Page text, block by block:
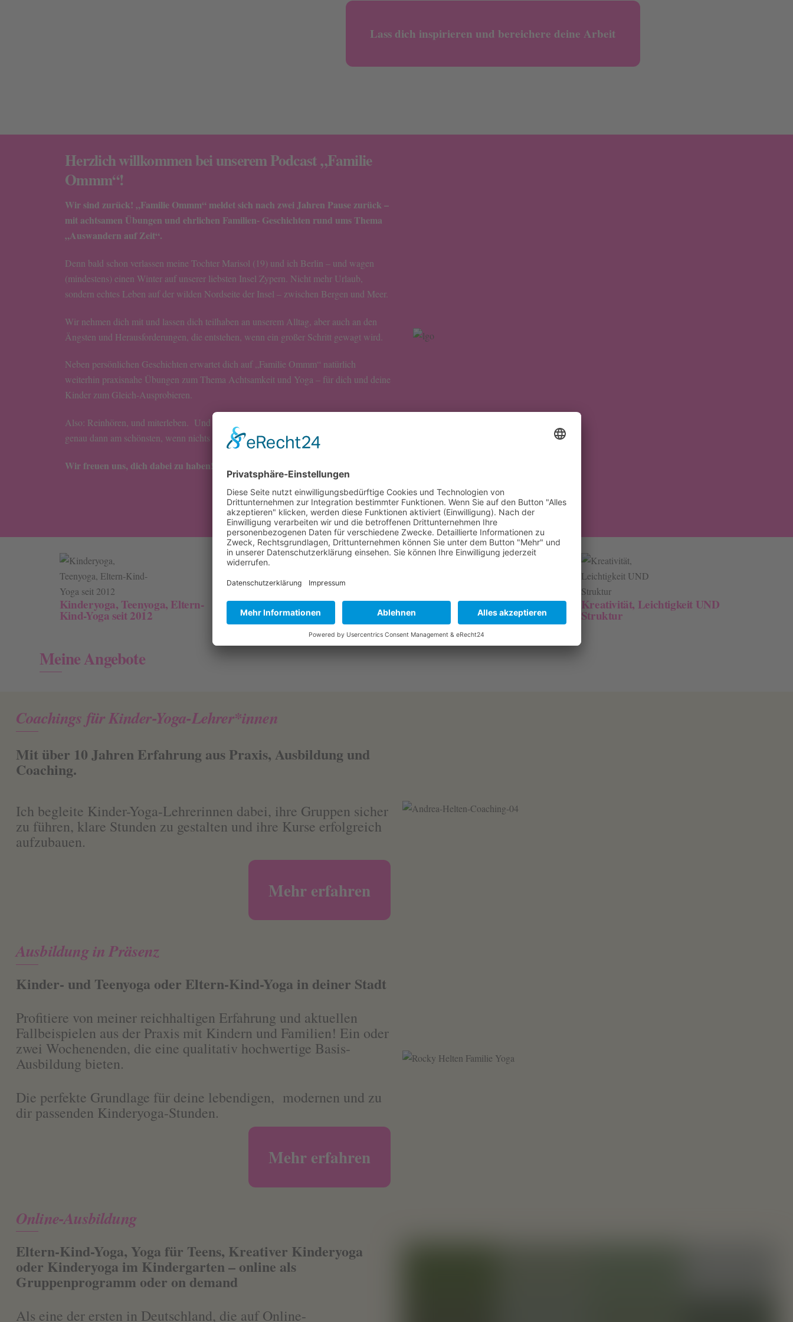
Lass dich inspirieren und bereichere deine Arbeit
Herzlich willkommen bei unserem Podcast „Familie
Ommm“!
Wir sind zurück! „Familie Ommm“ meldet sich nach zwei Jahren Pause zurück –
mit achtsamen Übungen und ehrlichen Familien- Geschichten rund ums Thema
„Auswandern auf Zeit“.
Denn bald schon verlassen meine Tochter Marisol (19) und ich Berlin – und wagen
(mindestens) einen Winter auf unserer liebsten Insel Zypern. Nicht mehr Urlaub,
sondern echtes Leben auf der wilden Nordseite der Insel – zwischen Bergen und Meer.
Wir nehmen dich mit und lassen dich teilhaben an unserem Alltag, aber auch an den
Ängsten und Herausforderungen, die entstehen, wenn ein großer Schritt gewagt wird.
Neben persönlichen Geschichten erwartet dich auf „Familie Ommm“ natürlich
weiterhin praxisnahe Übungen zum Thema Achtsamkeit und Yoga – für dich und deine
Kinder zum Gleich-Ausprobieren.
Also: Reinhören, und miterleben. Und vielleicht ist unser Familienabenteuer manchmal
genau dann am schönsten, wenn nichts nach Plan läuft.
Wir freuen uns, dich dabei zu haben!
Mehr erfahren
Kinderyoga, Teenyoga, Eltern-
Kind-Yoga seit 2012
Über 4.000 glückliche Kids und
Eltern unterrichtet
Über 1000 verkaufte Online-
Kurse Kreativität, Leichtigkeit UND
Struktur
Meine Angebote
Coachings für Kinder-Yoga-Lehrer*innen
Mit über 10 Jahren Erfahrung aus Praxis, Ausbildung und
Coaching.
Ich begleite Kinder-Yoga-Lehrerinnen dabei, ihre Gruppen sicher
zu führen, klare Stunden zu gestalten und ihre Kurse erfolgreich
aufzubauen.
Mehr erfahren
Ausbildung in Präsenz
Kinder- und Teenyoga oder Eltern-Kind-Yoga in deiner Stadt
Profitiere von meiner reichhaltigen Erfahrung und aktuellen
Fallbeispielen aus der Praxis mit Kindern und Familien! Ein oder
zwei Wochenenden, die eine qualitativ hochwertige Basis-
Ausbildung bieten.
Die perfekte Grundlage für deine lebendigen, modernen und zu
dir passenden Kinderyoga-Stunden.
Mehr erfahren
Online-Ausbildung
Eltern-Kind-Yoga, Yoga für Teens, Kreativer Kinderyoga
oder Kinderyoga im Kindergarten – online als
Gruppenprogramm oder on demand
Als eine der ersten in Deutschland, die auf Online-